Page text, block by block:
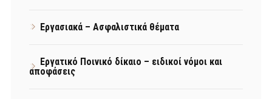
Εργασιακά – Ασφαλιστικά θέματα
Εργατικό Ποινικό δίκαιο – ειδικοί νόμοι και
αποφάσεις